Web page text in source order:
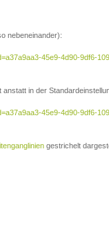
nebeneinander):
45e9-4d90-9df6-
in der
45e9-4d90-9df6-
gestrichelt